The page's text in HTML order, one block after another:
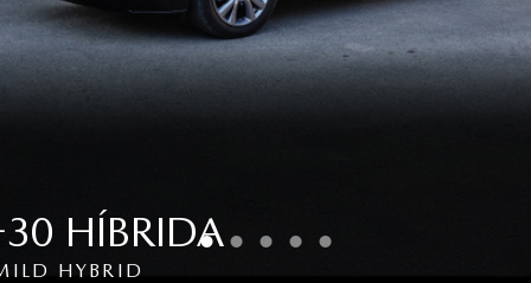
HÍBRIDA
HYBRID